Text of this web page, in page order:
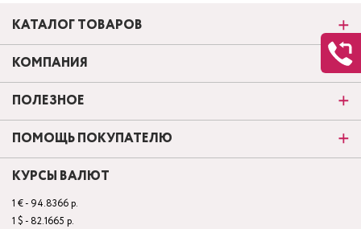
КАТАЛОГ ТОВАРОВ
КОМПАНИЯ
ПОЛЕЗНОЕ
ПОМОЩЬ ПОКУПАТЕЛЮ
КУРСЫ ВАЛЮТ
1 € - 94.8366 р.
1 $ - 82.1665 р.